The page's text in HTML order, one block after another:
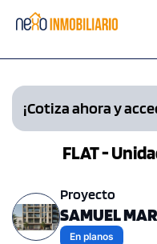
¡Cotiza ahora y
FLAT -
Proyecto
SAMUEL
En planos